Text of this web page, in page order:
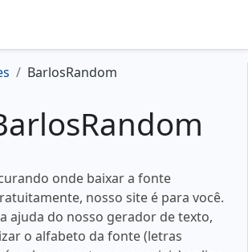
BarlosRandom
onde baixar a fonte
nosso site é para você.
ajuda do nosso gerador de texto,
o alfabeto da fonte (letras